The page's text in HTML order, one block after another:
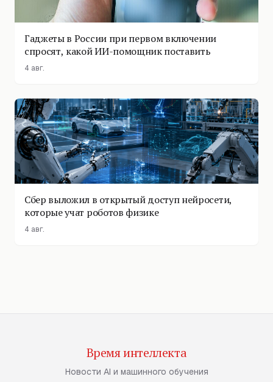
Гаджеты в России при первом включении
спросят, какой ИИ-помощник поставить
4 авг.
Сбер выложил в открытый доступ нейросети,
которые учат роботов физике
4 авг.
Время интеллекта
Новости AI и машинного обучения